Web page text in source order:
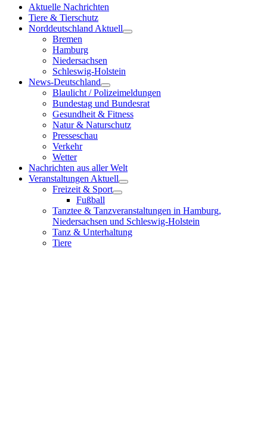
Aktuelle Nachrichten
Tiere & Tierschutz
Norddeutschland Aktuell
Bremen
Hamburg
Niedersachsen
Schleswig-Holstein
News-Deutschland
Blaulicht / Polizeimeldungen
Bundestag und Bundesrat
Gesundheit & Fitness
Natur & Naturschutz
Presseschau
Verkehr
Wetter
Nachrichten aus aller Welt
Veranstaltungen Aktuell
Freizeit & Sport
Fußball
Tanztee & Tanzveranstaltungen in Hamburg,
Niedersachsen und Schleswig-Holstein
Tanz & Unterhaltung
Tiere